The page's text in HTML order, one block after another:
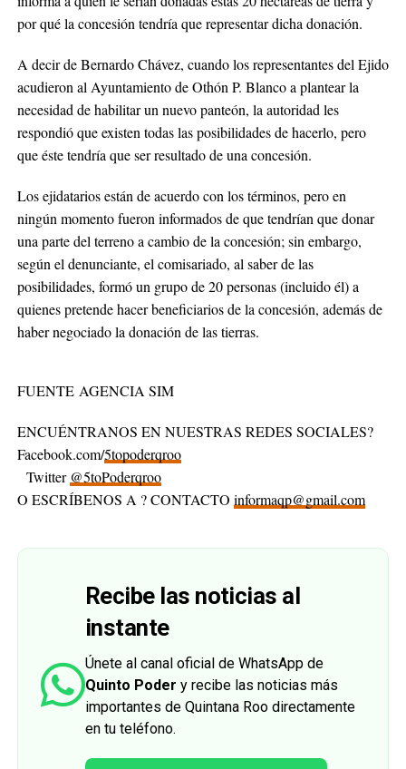
por qué la concesión tendría que representar dicha donación.
A decir de Bernardo Chávez, cuando los representantes del Ejido
acudieron al Ayuntamiento de Othón P. Blanco a plantear la
necesidad de habilitar un nuevo panteón, la autoridad les
respondió que existen todas las posibilidades de hacerlo, pero
que éste tendría que ser resultado de una concesión.
Los ejidatarios están de acuerdo con los términos, pero en
ningún momento fueron informados de que tendrían que donar
una parte del terreno a cambio de la concesión; sin embargo,
según el denunciante, el comisariado, al saber de las
posibilidades, formó un grupo de 20 personas (incluido él) a
quienes pretende hacer beneficiarios de la concesión, además de
haber negociado la donación de las tierras.
FUENTE AGENCIA SIM
ENCUÉNTRANOS EN NUESTRAS REDES SOCIALES?
Facebook.com/5topoderqroo
Twitter @5toPoderqroo
O ESCRÍBENOS A ? CONTACTO informaqp@gmail.com
Recibe las noticias al
instante
Únete al canal oficial de WhatsApp de
Quinto Poder y recibe las noticias más
importantes de Quintana Roo directamente
en tu teléfono.